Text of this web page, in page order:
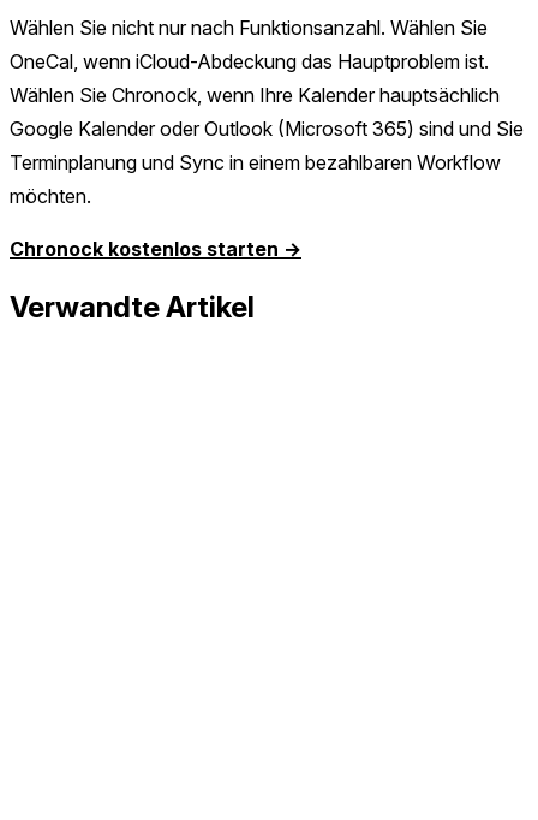
Wählen Sie nicht nur nach Funktionsanzahl. Wählen Sie
OneCal, wenn iCloud-Abdeckung das Hauptproblem ist.
Wählen Sie Chronock, wenn Ihre Kalender hauptsächlich
Google Kalender oder Outlook (Microsoft 365) sind und Sie
Terminplanung und Sync in einem bezahlbaren Workflow
möchten.
Chronock kostenlos starten →
Verwandte Artikel